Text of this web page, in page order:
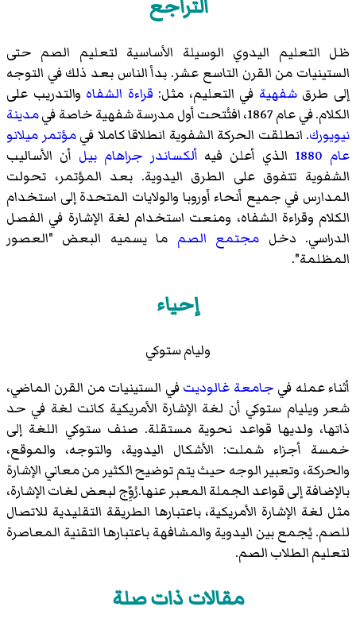
التراجع
ظل التعليم اليدوي الوسيلة الأساسية لتعليم الصم حتى
الستينيات من القرن التاسع عشر. بدأ الناس بعد ذلك في التوجه
إلى طرقشفهية في التعليم، مثل: قراءة الشفاه والتدريب على
الكلام. في عام 1867، افتُتحت أول مدرسة شفهية خاصة في
مدينة
نيويورك. انطلقت الحركة الشفوية انطلاقا كاملا فيمؤتمر ميلانو
عام 1880
الذي أعلن فيه ألكساندر جراهام بيل أن الأساليب
الشفوية تتفوق على الطرق اليدوية. بعد المؤتمر، تحولت
المدارس في جميع أنحاء أوروبا والولايات المتحدة إلى استخدام
الكلام وقراءة الشفاه، ومنعت استخدام لغة الإشارة في الفصل
الدراسي. دخل مجتمع الصم ما يسميه البعض "العصور
المظلمة".
إحياء
وليام ستوكي
أثناء عمله في جامعة غالوديتفي الستينيات من القرن الماضي،
شعر ويليام ستوكي أن لغة الإشارة الأمريكية كانت لغة في حد
ذاتها، ولديها قواعد نحوية مستقلة. صنف ستوكي اللغة إلى
خمسة أجزاء شملت: الأشكال اليدوية، والتوجه، والموقع،
والحركة، وتعبير الوجه حيث يتم توضيح الكثير من معاني الإشارة
بالإضافة إلى قواعد الجملة المعبر عنها.رُوِّج لبعض لغات الإشارة،
مثل لغة الإشارة الأمريكية، باعتبارها الطريقة التقليدية للاتصال
للصم. يُجمع بين اليدوية والمشافهة باعتبارها التقنية المعاصرة
لتعليم الطلاب الصم.
مقالات ذات صلة